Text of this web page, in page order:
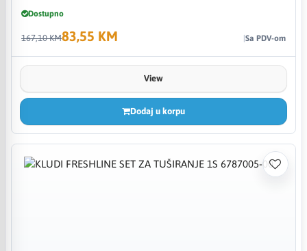
Dostupno
167,10 KM83,55 KM Sa PDV-om
View
Dodaj u korpu